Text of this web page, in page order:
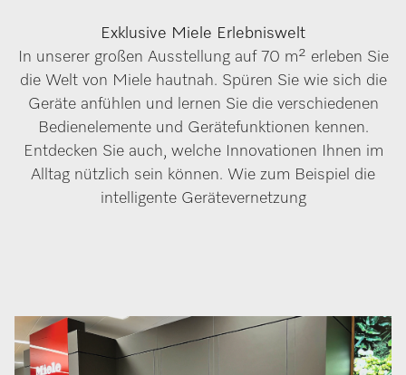
Exklusive Miele Erlebniswelt
In unserer großen Ausstellung auf 70 m² erleben Sie
die Welt von Miele hautnah. Spüren Sie wie sich die
Geräte anfühlen und lernen Sie die verschiedenen
Bedienelemente und Gerätefunktionen kennen.
Entdecken Sie auch, welche Innovationen Ihnen im
Alltag nützlich sein können. Wie zum Beispiel die
intelligente Gerätevernetzung